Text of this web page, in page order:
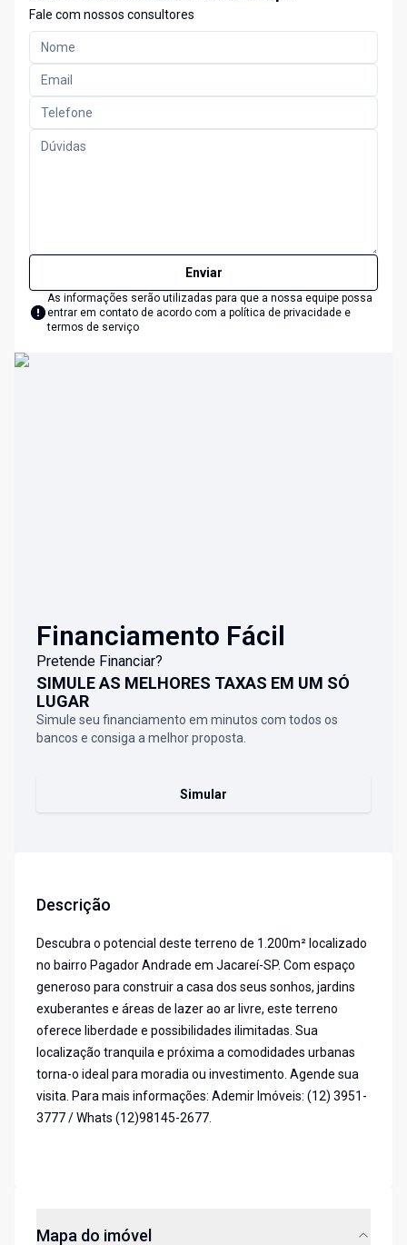
Fale com nossos consultores
Enviar
As informações serão utilizadas para que a nossa equipe possa
entrar em contato de acordo com a política de privacidade e
termos de serviço
Financiamento Fácil
Pretende Financiar?
SIMULE AS MELHORES TAXAS EM UM SÓ
LUGAR
Simule seu financiamento em minutos com todos os
bancos e consiga a melhor proposta.
Simular
Descrição
Descubra o potencial deste terreno de 1.200m² localizado
no bairro Pagador Andrade em Jacareí-SP. Com espaço
generoso para construir a casa dos seus sonhos, jardins
exuberantes e áreas de lazer ao ar livre, este terreno
oferece liberdade e possibilidades ilimitadas. Sua
localização tranquila e próxima a comodidades urbanas
torna-o ideal para moradia ou investimento. Agende sua
visita. Para mais informações: Ademir Imóveis: (12) 3951-
3777 / Whats (12)98145-2677.
Mapa do imóvel